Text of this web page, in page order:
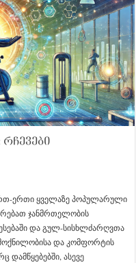
ერთი ყველაზე პოპულარული
ჯანმრთელობის
და გულ-სისხლძარღვთა
მოქნილობისა და კომფორტის
ასევე